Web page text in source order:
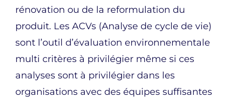
rénovation ou de la reformulation du
produit. Les ACVs (Analyse de cycle de vie)
sont l’outil d’évaluation environnementale
multi critères à privilégier même si ces
analyses sont à privilégier dans les
organisations avec des équipes suffisantes